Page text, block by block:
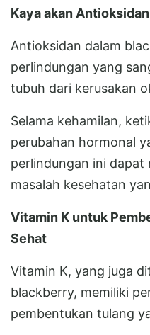
Kaya akan Antioksidan
Antioksidan dalam
perlindungan yang
tubuh dari kerusakan
Selama kehamilan,
perubahan hormonal
perlindungan ini dapat
masalah kesehatan
Vitamin K untuk
Sehat
Vitamin K, yang juga
blackberry, memiliki
pembentukan tulang